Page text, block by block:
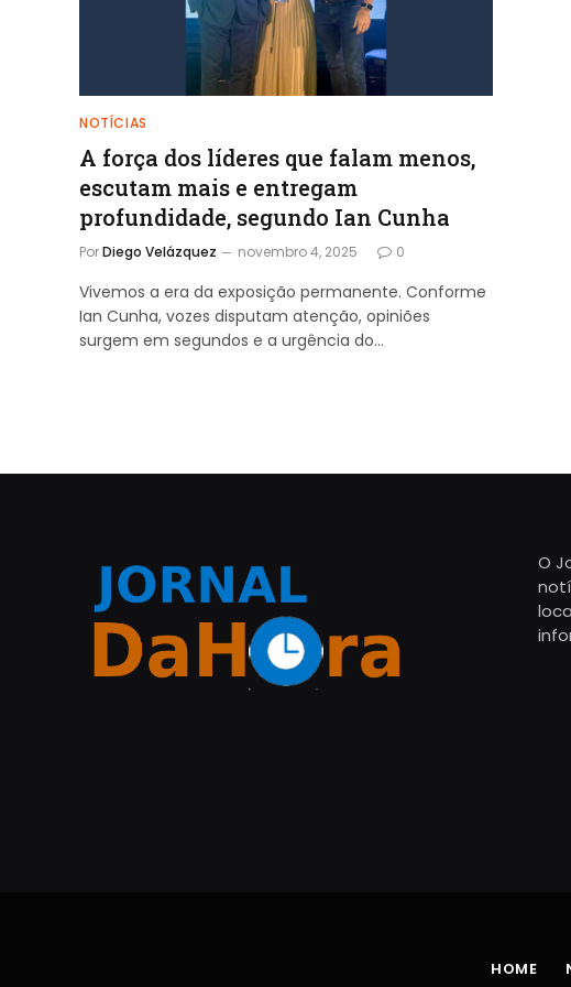
NOTÍCIAS
A força dos líderes que falam menos,
escutam mais e entregam
profundidade, segundo Ian Cunha
PorDiego Velázquez novembro 4, 2025 0
Vivemos a era da exposição permanente. Conforme
Ian Cunha, vozes disputam atenção, opiniões
surgem em segundos e a urgência do…
O
HOME